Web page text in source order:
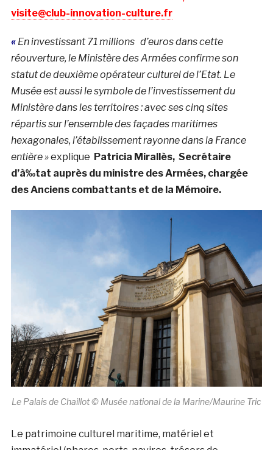
visite@club-innovation-culture.fr
« En investissant 71 millions d’euros dans cette
réouverture, le Ministère des Armées confirme son
statut de deuxième opérateur culturel de l’Etat. Le
Musée est aussi le symbole de l’investissement du
Ministère dans les territoires : avec ses cinq sites
répartis sur l’ensemble des façades maritimes
hexagonales, l’établissement rayonne dans la France
entière »explique Patricia Mirallès, Secrétaire
d’à‰tat auprès du ministre des Armées, chargée
des Anciens combattants et de la Mémoire.
Le Palais de Chaillot © Musée national de la Marine/Maurine Tric
Le patrimoine culturel maritime, matériel et